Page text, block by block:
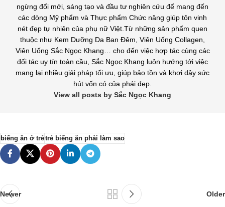
ngừng đổi mới, sáng tạo và đầu tư nghiên cứu để mang đến
các dòng Mỹ phẩm và Thực phẩm Chức năng giúp tôn vinh
nét đẹp tự nhiên của phụ nữ Việt.Từ những sản phẩm quen
thuộc như Kem Dưỡng Da Ban Đêm, Viên Uống Collagen,
Viên Uống Sắc Ngọc Khang… cho đến việc hợp tác cùng các
đối tác uy tín toàn cầu, Sắc Ngọc Khang luôn hướng tới việc
mang lại nhiều giải pháp tối ưu, giúp bảo tồn và khơi dậy sức
hút vốn có của phái đẹp.
View all posts by Sắc Ngọc Khang
biếng ăn ở trẻtrẻ biếng ăn phải làm sao
Newer Older